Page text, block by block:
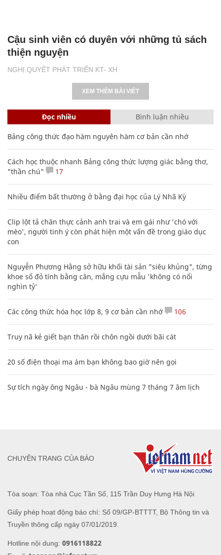
NGHỊ QUYẾT PHÁT TRIỂN KT- XH
Cậu sinh viên có duyên với những tủ sách
thiện nguyện
XEM THÊM BÀI VIẾT
Đọc nhiều Bình luận nhiều
Bảng công thức đạo hàm nguyên hàm cơ bản cần nhớ
Cách học thuộc nhanh Bảng công thức lượng giác bằng thơ,
"thần chú"
17
Nhiều điểm bất thường ở bằng đại học của Lý Nhã Kỳ
Clip lột tả chân thực cảnh anh trai và em gái như 'chó với
mèo', người tinh ý còn phát hiện một vấn đề trong giáo dục
con
Nguyễn Phương Hằng sở hữu khối tài sản "siêu khủng", từng
khoe sổ đỏ tính bằng cân, mắng cựu mẫu 'không có nổi
nghìn tỷ'
Các công thức hóa học lớp 8, 9 cơ bản cần nhớ 106
Truy nã kẻ giết bạn thân rồi chôn ngồi dưới bãi cát
20 số điện thoại ma ám bạn không bao giờ nên gọi
Sự tích ngày ông Ngâu - bà Ngâu mùng 7 tháng 7 âm lịch
Tòa soạn: Tòa nhà Cục Tần Số, 115 Trần Duy Hưng Hà Nội
Giấy phép hoạt động báo chí: Số 09/GP-BTTTT, Bộ Thông tin và
Truyền thông cấp ngày 07/01/2019.
Hotline nội dung: 0916118822
CHUYÊN TRANG CỦA BÁO